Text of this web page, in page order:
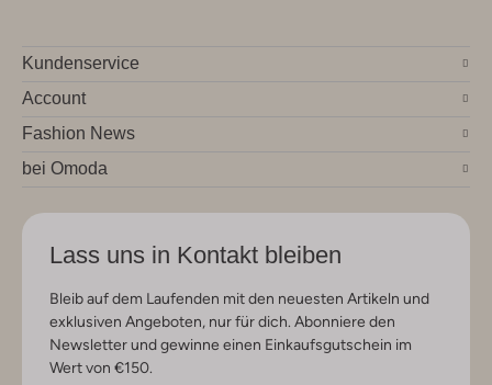
Kundenservice
Account
Fashion News
bei Omoda
Lass uns in Kontakt bleiben
Bleib auf dem Laufenden mit den neuesten Artikeln und
exklusiven Angeboten, nur für dich. Abonniere den
Newsletter und gewinne einen Einkaufsgutschein im
Wert von €150.